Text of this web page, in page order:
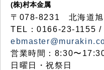
(株)村本金属
〒078-8231 北海道旭
TEL：0166-23-1155
営業時間：8:30〜
日曜日・祝祭日